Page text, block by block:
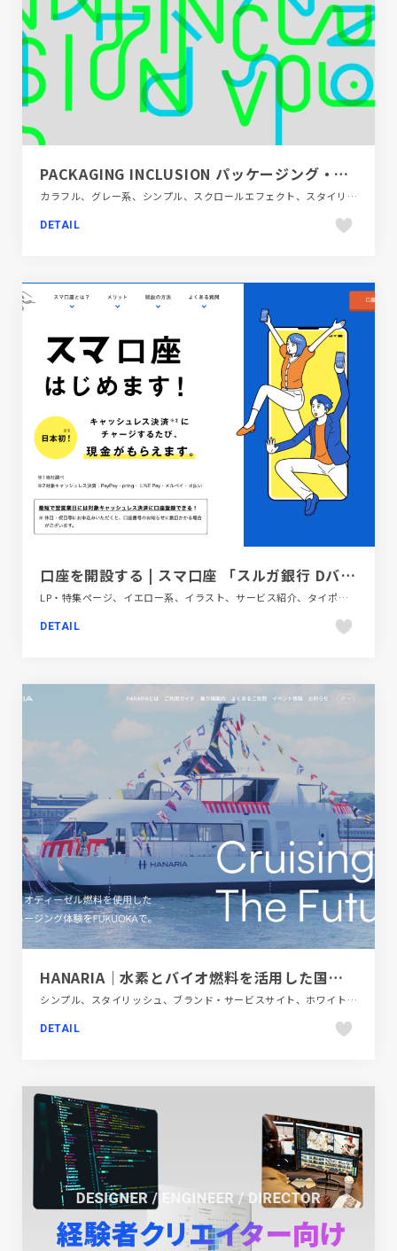
PACKAGING INCLUSION パッケージング・インクルージョン Vol.1「つながる」
カラフル、グレー系、シンプル、スクロールエフェクト、スタイリッシュ、タイポグラフィー、デザイン・アート・音楽・文芸、ナチュラル、フラットデザイン、ブランド・サービスサイト、ホワイト系、ポップ、モーション多め、単色・モノクロ、大きめ写真
DETAIL
口座を開設する | スマ口座 「スルガ銀行 Dバンク支店」
LP・特集ページ、イエロー系、イラスト、サービス紹介、タイポグラフィー、ブランド・サービスサイト、ブルー系、ポップ、金融・法律・人材・専門職
DETAIL
HANARIA｜水素とバイオ燃料を活用した国内初のクルーズ
シンプル、スタイリッシュ、ブランド・サービスサイト、ホワイト系、モーション多め、大きめ写真、旅行・ホテル・観光、自動車・乗り物・交通
DETAIL